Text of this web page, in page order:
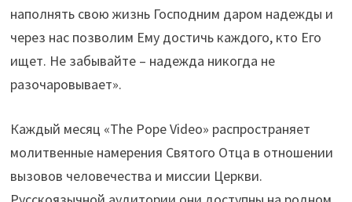
наполнять свою жизнь Господним даром надежды и
через нас позволим Ему достичь каждого, кто Его
ищет. Не забывайте – надежда никогда не
разочаровывает».
Каждый месяц «The Pope Video» распространяет
молитвенные намерения Святого Отца в отношении
вызовов человечества и миссии Церкви.